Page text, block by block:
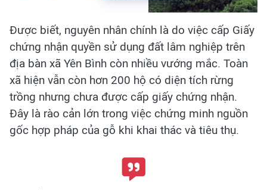
Được biết, nguyên nhân chính là do việc cấp Giấy
chứng nhận quyền sử dụng đất lâm nghiệp trên
địa bàn xã Yên Bình còn nhiều vướng mắc. Toàn
xã hiện vẫn còn hơn 200 hộ có diện tích rừng
trồng nhưng chưa được cấp giấy chứng nhận.
Đây là rào cản lớn trong việc chứng minh nguồn
gốc hợp pháp của gỗ khi khai thác và tiêu thụ.